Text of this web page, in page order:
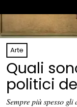
Arte
Quali
politici
Sempre più spesso